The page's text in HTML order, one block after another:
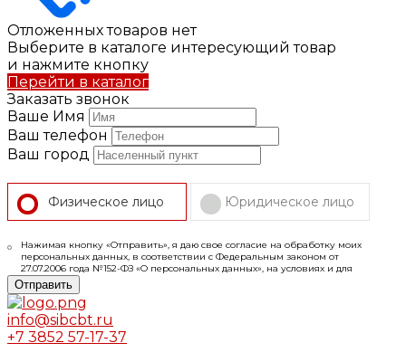
Отложенных товаров нет
Выберите в каталоге интересующий товар
и нажмите кнопку
Перейти в каталог
Заказать звонок
Ваше Имя
Ваш телефон
Ваш город
Физическое лицо Юридическое лицо
Нажимая кнопку «Отправить», я даю свое согласие на обработку моих
персональных данных, в соответствии с Федеральным законом от
27.07.2006 года №152-ФЗ «О персональных данных», на условиях и для
целей, определенных в
Политике конфиденциальности
Отправить
info@sibcbt.ru
+7 3852 57-17-37